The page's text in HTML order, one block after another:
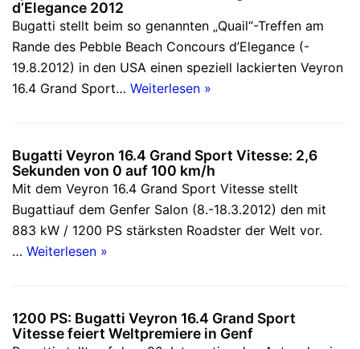
d’Elegance 2012
Bugatti stellt beim so genannten „Quail“-Treffen am
Rande des Pebble Beach Concours d’Elegance (-
19.8.2012) in den USA einen speziell lackierten Veyron
16.4 Grand Sport… Weiterlesen »
Bugatti Veyron 16.4 Grand Sport Vitesse: 2,6
Sekunden von 0 auf 100 km/h
Mit dem Veyron 16.4 Grand Sport Vitesse stellt
Bugattiauf dem Genfer Salon (8.-18.3.2012) den mit
883 kW / 1200 PS stärksten Roadster der Welt vor.
… Weiterlesen »
1200 PS: Bugatti Veyron 16.4 Grand Sport
Vitesse feiert Weltpremiere in Genf